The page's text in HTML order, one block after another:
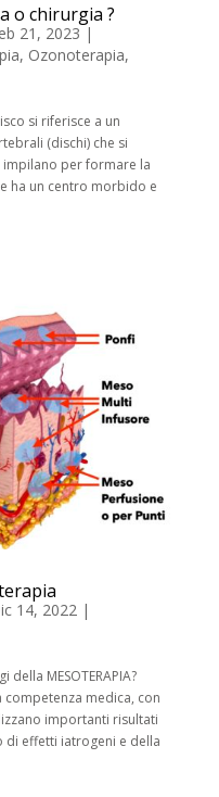
o chirurgia ?
21, 2023 |
, Ozonoterapia,
si riferisce a un
(dischi) che si
impilano per formare la
ha un centro morbido e
14, 2022|
MESOTERAPIA?
competenza medica, con
importanti risultati
effetti iatrogeni e della